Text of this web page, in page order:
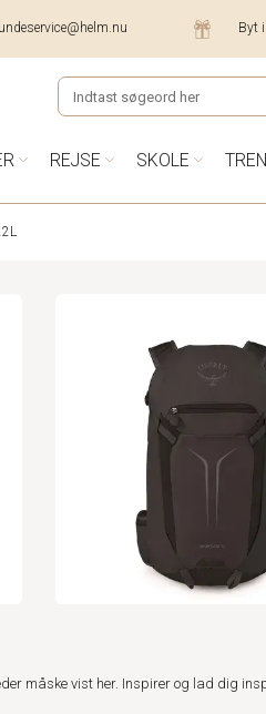
Byt
REJSE SKOLE
måske vist her. Inspirer og lad dig